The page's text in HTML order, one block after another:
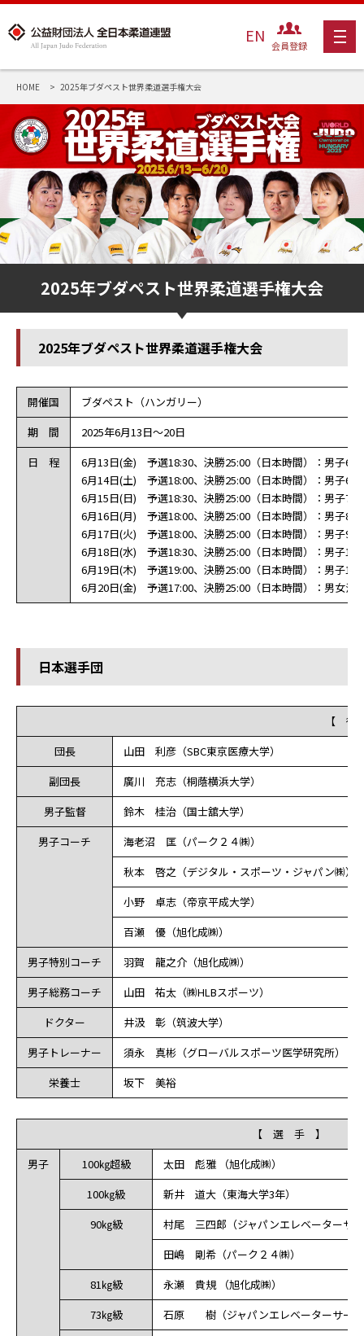
EN 会員登録
HOME 2025年ブダペスト世界柔道選手権大会
2025年ブダペスト世界柔道選手権大会
2025年ブダペスト世界柔道選手権大会
開催国
ブダペスト（ハンガリー）
期 間
2025年6月13日～20日
日 程
6月13日(金) 予選18:30、決勝25:00（日本時間）：男子
6月14日(土) 予選18:00、決勝25:00（日本時間）：男子
6月15日(日) 予選18:30、決勝25:00（日本時間）：男子
6月16日(月) 予選18:00、決勝25:00（日本時間）：男子
6月17日(火) 予選18:00、決勝25:00（日本時間）：男子
6月18日(水) 予選18:30、決勝25:00（日本時間）：男子
6月19日(木) 予選19:00、決勝25:00（日本時間）：男子
6月20日(金) 予選17:00、決勝25:00（日本時間）：男女混
日本選手団
【
団長
山田 利彦（SBC東京医療大学）
副団長
廣川 充志（桐蔭横浜大学）
男子監督
鈴木 桂治（国士舘大学）
男子コーチ
海老沼 匡（パーク２４㈱）
秋本 啓之（デジタル・スポーツ・ジャパン㈱）
小野 卓志（帝京平成大学）
百瀬 優（旭化成㈱）
男子特別コーチ
羽賀 龍之介（旭化成㈱）
男子総務コーチ
山田 祐太（㈱HLBスポーツ）
ドクター
井汲 彰（筑波大学）
男子トレーナー
須永 真彬（グローバルスポーツ医学研究所）
栄養士
坂下 美裕
【 選 手 】
男子
100㎏超級
太田 彪雅 （旭化成㈱）
100㎏級
新井 道大（東海大学3年）
90㎏級
村尾 三四郎（ジャパンエレベーターサ
田嶋 剛希（パーク２４㈱）
81㎏級
永瀬 貴規 （旭化成㈱）
73㎏級
石原 樹（ジャパンエレベーターサービ